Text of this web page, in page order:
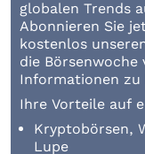
globalen Trends
Abonnieren Sie
kostenlos
die
Informationen zu
Ihre Vorteile auf
Kryptobörsen,
Lupe